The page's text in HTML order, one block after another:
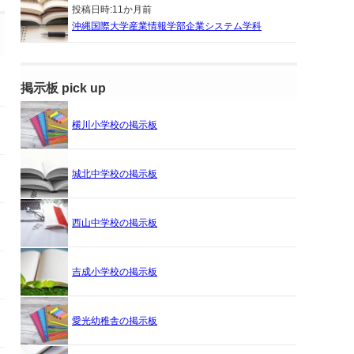
投稿日時:11か月前
沖縄国際大学産業情報学部企業システム学科
掲示板 pick up
横川小学校の掲示板
城北中学校の掲示板
西山中学校の掲示板
吉成小学校の掲示板
愛光幼稚舎の掲示板